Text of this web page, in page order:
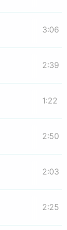
3:06
2:39
1:22
2:50
2:03
2:25